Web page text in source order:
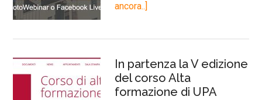
ancora..]
In partenza la V edizione
del corso Alta
formazione di UPA